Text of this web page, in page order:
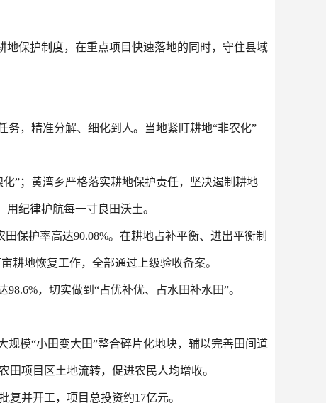
地保护制度，在重点项目快速落地的同时，守住县域
，精准分解、细化到人。当地紧盯耕地“非农化”
”；黄湾乡严格落实耕地保护责任，坚决遏制耕地
纪律护航每一寸良田沃土。
保护率高达90.08%。在耕地占补平衡、进出平衡制
耕地恢复工作，全部通过上级验收备案。
，切实做到“占优补优、占水田补水田”。
模“小田变大田”整合碎片化地块，辅以完善田间道
项目区土地流转，促进农民人均增收。
并开工，项目总投资约17亿元。